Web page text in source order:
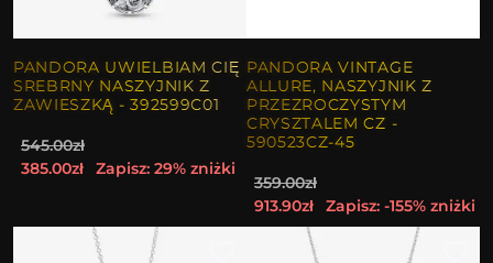
PANDORA UWIELBIAM CIĘ
SREBRNY NASZYJNIK Z
ZAWIESZKĄ - 392599C01
545.00zł
385.00zł
Zapisz: 29% zniżki
PANDORA VINTAGE
ALLURE, NASZYJNIK Z
PRZEZROCZYSTYM
CRYSZTALEM CZ -
590523CZ-45
359.00zł
913.90zł
Zapisz: -155% zniżki